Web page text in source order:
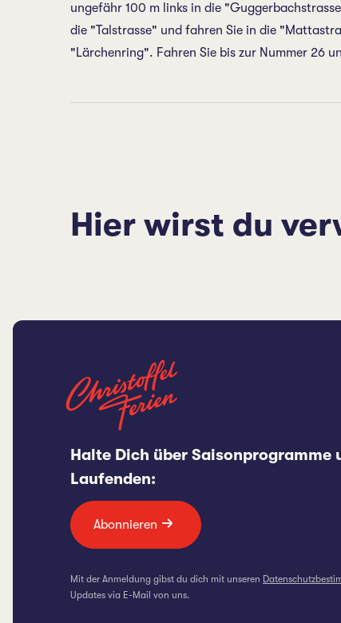
ungefähr 100 m links in die
die "Talstrasse" und fahren Sie in die
"Lärchenring". Fahren Sie bis zur Nummer 26
Hier wirst du
Halte Dich über Saisonprogramme
Laufenden:
Abonnieren
Mit der Anmeldung gibst du dich mit unseren
Updates via E-Mail von uns.